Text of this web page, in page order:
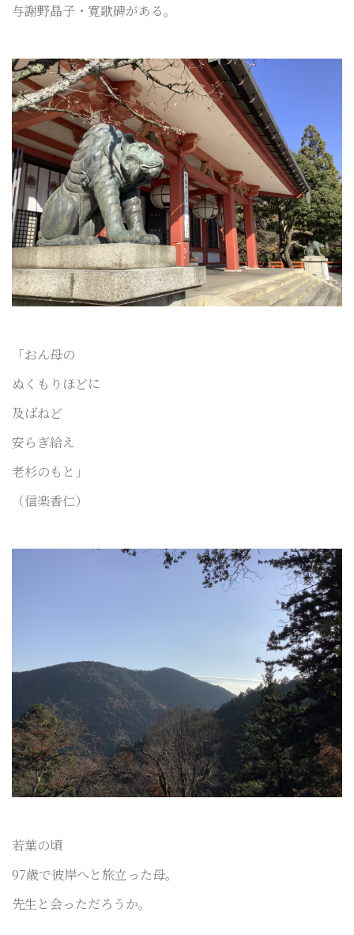
与謝野晶子・寛歌碑がある。
「おん母の
ぬくもりほどに
及ばねど
安らぎ給え
老杉のもと」
（信楽香仁）
若葉の頃
97歳で彼岸へと旅立った母。
先生と会っただろうか。